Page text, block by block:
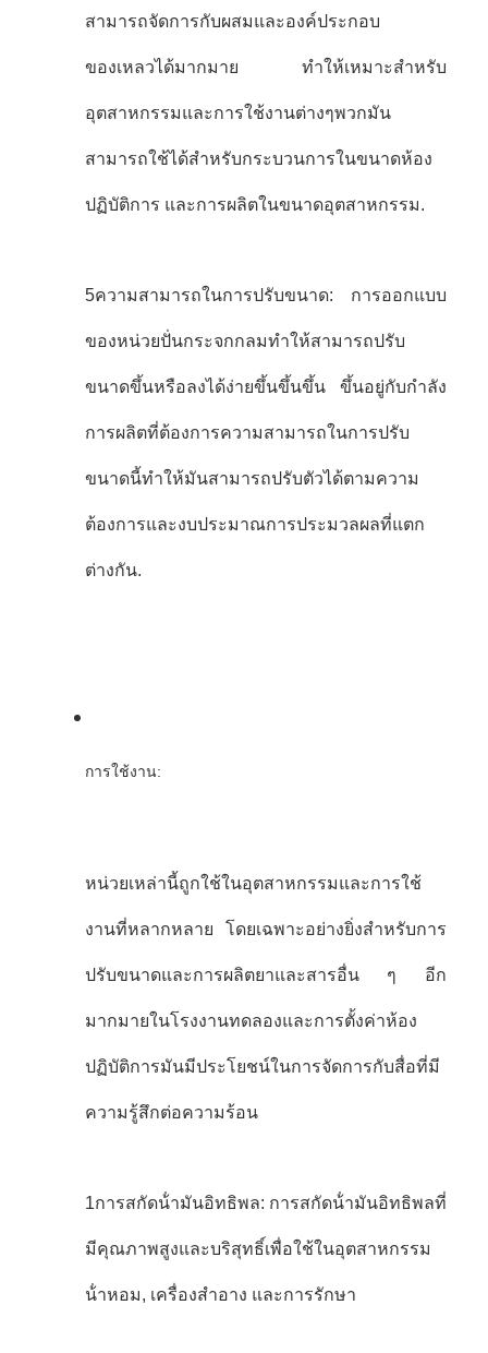
สามารถจัดการกับผสมและองค์ประกอบ
ของเหลวได้มากมาย ทําให้เหมาะสําหรับ
อุตสาหกรรมและการใช้งานต่างๆพวกมัน
สามารถใช้ได้สําหรับกระบวนการในขนาดห้อง
ปฏิบัติการ และการผลิตในขนาดอุตสาหกรรม.
5ความสามารถในการปรับขนาด: การออกแบบ
ของหน่วยปั่นกระจกกลมทําให้สามารถปรับ
ขนาดขึ้นหรือลงได้ง่ายขึ้นขึ้นขึ้น ขึ้นอยู่กับกําลัง
การผลิตที่ต้องการความสามารถในการปรับ
ขนาดนี้ทําให้มันสามารถปรับตัวได้ตามความ
ต้องการและงบประมาณการประมวลผลที่แตก
ต่างกัน.
การใช้งาน:
หน่วยเหล่านี้ถูกใช้ในอุตสาหกรรมและการใช้
งานที่หลากหลาย โดยเฉพาะอย่างยิ่งสําหรับการ
ปรับขนาดและการผลิตยาและสารอื่น ๆ อีก
มากมายในโรงงานทดลองและการตั้งค่าห้อง
ปฏิบัติการมันมีประโยชน์ในการจัดการกับสื่อที่มี
ความรู้สึกต่อความร้อน
1การสกัดน้ํามันอิทธิพล: การสกัดน้ํามันอิทธิพลที่
มีคุณภาพสูงและบริสุทธิ์เพื่อใช้ในอุตสาหกรรม
น้ําหอม, เครื่องสําอาง และการรักษา